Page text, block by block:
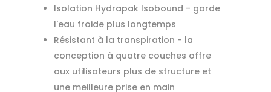
Isolation Hydrapak Isobound - garde
l'eau froide plus longtemps
Résistant à la transpiration - la
conception à quatre couches offre
aux utilisateurs plus de structure et
une meilleure prise en main